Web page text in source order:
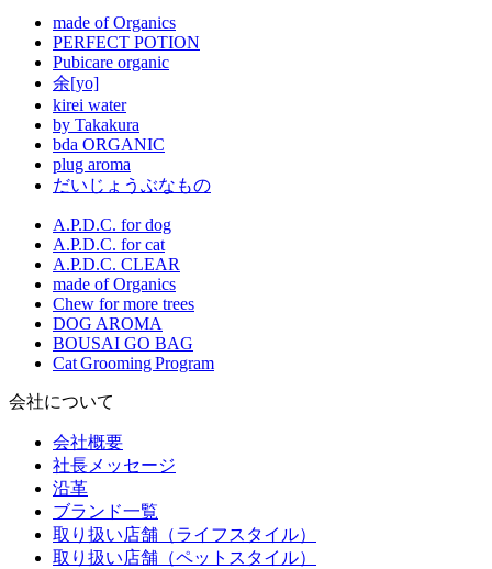
made of Organics
PERFECT POTION
Pubicare organic
余[yo]
kirei water
by Takakura
bda ORGANIC
plug aroma
だいじょうぶなもの
A.P.D.C. for dog
A.P.D.C. for cat
A.P.D.C. CLEAR
made of Organics
Chew for more trees
DOG AROMA
BOUSAI GO BAG
Cat Grooming Program
会社について
会社概要
社長メッセージ
沿革
ブランド一覧
取り扱い店舗（ライフスタイル）
取り扱い店舗（ペットスタイル）